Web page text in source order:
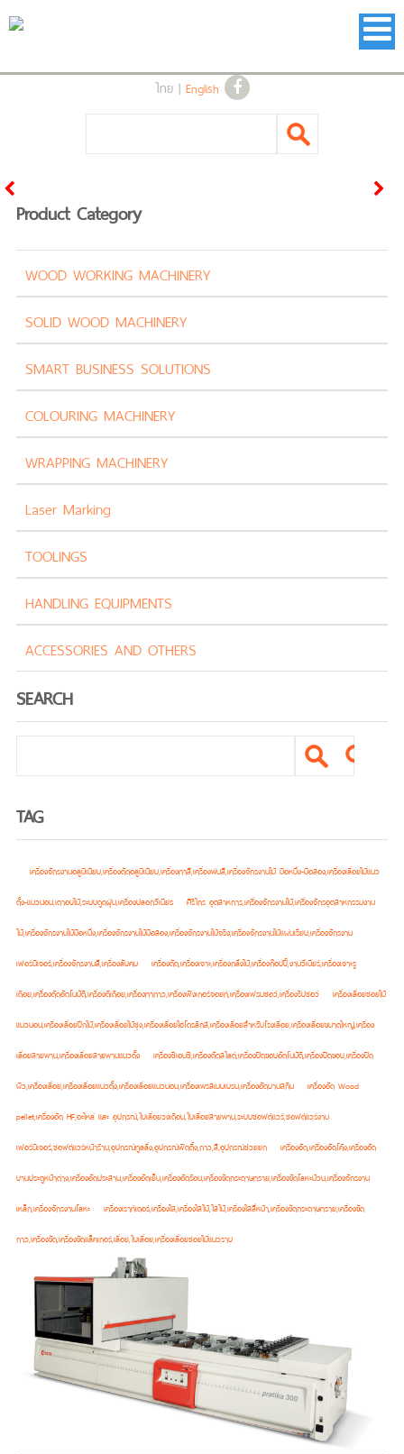
ไทย| English
Product Category
WOOD WORKING MACHINERY
SOLID WOOD MACHINERY
SMART BUSINESS SOLUTIONS
COLOURING MACHINERY
WRAPPING MACHINERY
Laser Marking
TOOLINGS
HANDLING EQUIPMENTS
ACCESSORIES AND OTHERS
SEARCH
TAG
เครื่องจักรงานอลูมิเนียม,เครื่องตัดอลูมิเนียม,เครื่องทาสี,เครื่องพ่นสี,เครื่องจักรงานไม้ มือหนึ่ง-มือสอง,เครื่องเลื่อยไม้แนว
ตั้ง-แนวนอน,เตาอบไม้,ระบบดูดฝุ่น,เครื่องปลอกวีเนียร
ศิริไกร อุตสาหการ,เครื่องจักรงานไม้,เครื่องจักรอุตสาหกรรมงาน
ไม้,เครื่องจักรงานไม้มือหนึ่ง,เครื่องจักรงานไม้มือสอง,เครื่องจักรงานไม้จริง,เครื่องจักรงานไม้แผ่นเรียบ,เครื่องจักรงาน
เฟอร์นิเจอร์,เครื่องจักรงานสี,เครื่องลับคม
เครื่องตัด,เครื่องเจาะ,เครื่องกลึงไม้,เครื่องก๊อปปี้,งานวีเนียร์,เครื่องเจาะรู
เดือย,เครื่องตัดอัตโนมัติ,เครื่องตีเดือย,เครื่องทากาว,เครื่องฟิงเกอร์จอยท์,เครื่องเฟรมซอว์,เครื่องริปซอว์
เครื่องเลื่อยซอยไม้
แนวนอน,เครื่องเลื่อยปีกไม้,เครื่องเลื่อยไม้ซุง,เครื่องเลื่อยไฮโดรลิกส์,เครื่องเลื่อยสำหรับโรงเลื่อย,เครื่องเลื่อยขนาดใหญ่,เครื่อง
เลื่อยสายพาน,เครื่องเลื่อยสายพานแนวตั้ง
เครื่องซีเอนซี,เครื่องตัดสไลด์,เครื่องปิดขอบอัตโนมัติ,เครื่องปิดขอบ,เครื่องปิด
ผิว,เครื่องเลื่อย,เครื่องเลื่อยแนวตั้ง,เครื่องเลื่อยแนวนอน,เครื่องเพรสเมมเบรน,เครื่องอัดบานสกิน
เครื่องอัด Wood
pellet,เครื่องอัด HF,อะไหล่ และ อุปกรณ์,ใบเลื่อยวงเดือน,ใบเลื่อยสายพาน,ระบบซอฟต์แวร์,ซอฟต์แวร์งาน
เฟอร์นิเจอร์,ซอฟต์แวร์หน้าร้าน,อุปกรณ์ทูลลิ่ง,อุปกรณ์ฟิตติ้ง,กาว,สี,อุปกรณ์ช่วยยก
เครื่องอัด,เครื่องอัดโค้ง,เครื่องอัด
บานประตูหน้าต่าง,เครื่องอัดประสาน,เครื่องอัดเย็น,เครื่องอัดร้อน,เครื่องขัดกระดาษทราย,เครื่องขัดโลหะม้วน,เครื่องจักรงาน
เหล็ก,เครื่องจักรงานโลหะ
เครื่องเราท์เตอร์,เครื่องไส,เครื่องไสไม้,ไสไม้,เครื่องไสสี่หน้า,เครื่องขัดกระดาษทราย,เครื่องขัด
กาว,เครื่องขัด,เครื่องขัดแล็คเกอร์,เลื่อย,ใบเลื่อย,เครื่องเลื่อยซอยไม้แนวราบ